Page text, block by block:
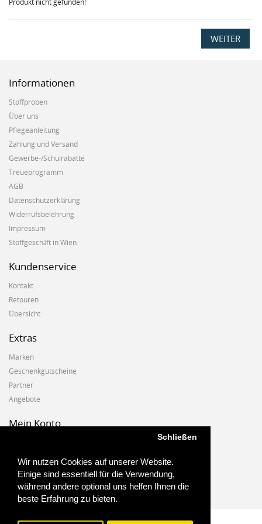
Wir nutzen Cookies auf unserer Website.
Einige sind essentiell für die Verwendung,
während andere optional uns helfen Ihnen die
beste Erfahrung zu bieten.
Schließen
Produkt nicht gefunden!
WEITER
Informationen
Stoffproben
Über uns
Pflegeanleitung
Zahlung und Versand
Gewerbe-/Schulrabatte
Treueprogramm
AGB
Datenschutzerklärung
Widerrufsbelehrung
Impressum
Stoffgeschäft in Wien
Kundenservice
Kontakt
Retouren
Übersicht
Extras
Marken
Geschenkgutscheine
Partner
Angebote
Mein Konto
Auftragshistorie
Wunschzettel
Newsletter